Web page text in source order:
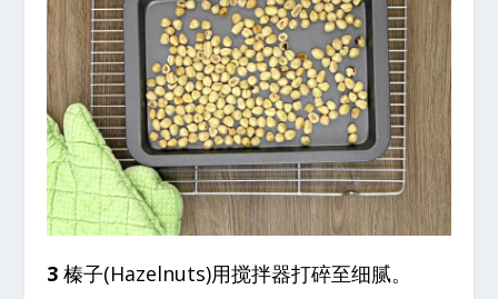
3 榛子(Hazelnuts)用搅拌器打碎至细腻。